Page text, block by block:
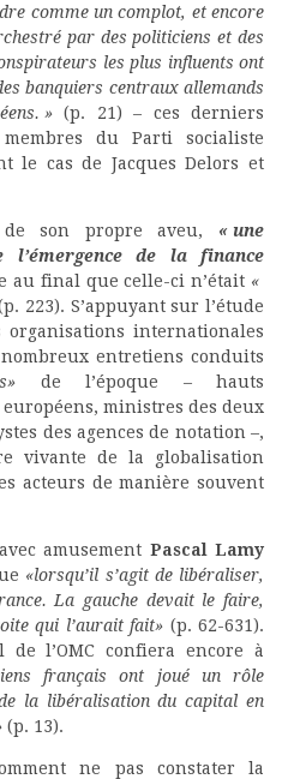
comme un complot, et encore
par des politiciens et des
les plus influents ont
banquiers centraux allemands
»(p. 21) – ces derniers
du Parti socialiste
le cas de Jacques Delors et
de son propre aveu, « une
de la finance
au final que celle-ci n’était «
223). S’appuyant sur l’étude
internationales
nombreux entretiens conduits
de l’époque – hauts
ministres des deux
des agences de notation –,
vivante de la globalisation
acteurs de manière souvent
amusement Pascal Lamy
«lorsqu’il s’agit de libéraliser,
La gauche devait le faire,
qui l’aurait fait» (p. 62-631).
de l’OMC confiera encore à
français ont joué un rôle
la libéralisation du capital en
(p. 13).
ne pas constater la